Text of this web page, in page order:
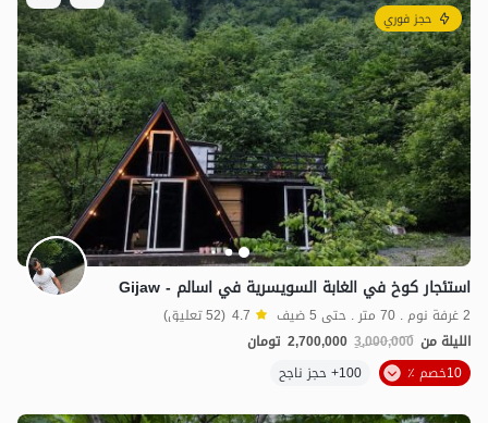
7.5مليون ت 4.8
حجز فوري
استئجار كوخ في الغابة السويسرية في اسالم - Gijaw
2 غرفة نوم . 70 متر . حتى 5 ضيف 4.7 (52 تعليق)
الليلة من 3,000,000
2,700,000 تومان
10خصم ٪
100+ حجز ناجح